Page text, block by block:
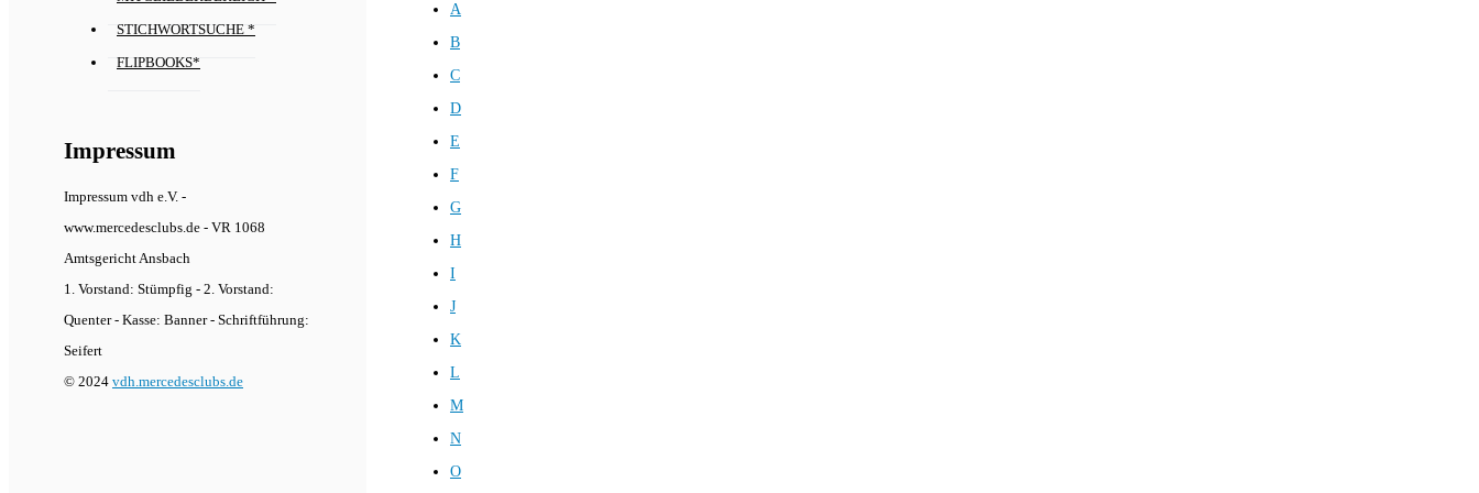
STICHWORTSUCHE *
FLIPBOOKS*
Impressum
Impressum vdh e.V. -
www.mercedesclubs.de - VR 1068
Amtsgericht Ansbach
1. Vorstand: Stümpfig - 2. Vorstand:
Quenter - Kasse: Banner - Schriftführung:
Seifert
© 2024 vdh.mercedesclubs.de
A
B
C
D
E
F
G
H
I
J
K
L
M
N
O